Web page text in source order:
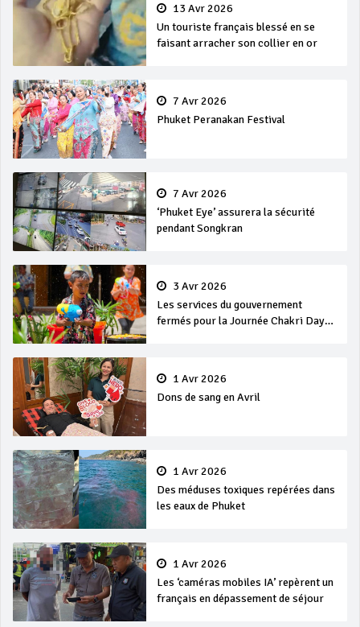
13 Avr 2026
Un touriste français blessé en se
faisant arracher son collier en or
7 Avr 2026
Phuket Peranakan Festival
7 Avr 2026
‘Phuket Eye’ assurera la sécurité
pendant Songkran
3 Avr 2026
Les services du gouvernement
fermés pour la Journée Chakri Day
1 Avr 2026
Dons de sang en Avril
1 Avr 2026
Des méduses toxiques repérées dans
les eaux de Phuket
1 Avr 2026
Les ‘caméras mobiles IA’ repèrent un
français en dépassement de séjour